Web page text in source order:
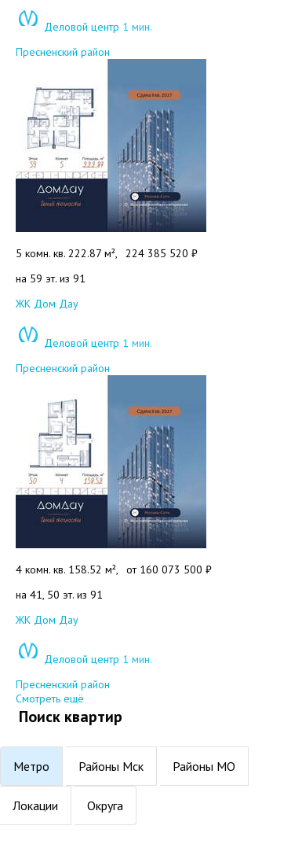
Деловой центр 1 мин.
Пресненский район
5 комн. кв. 222.87 м², 224 385 520 ₽
на 59 эт. из 91
Добавить в избранное
ЖК Дом Дау
Деловой центр 1 мин.
Пресненский район
4 комн. кв. 158.52 м², от 160 073 500 ₽
на 41, 50 эт. из 91
Добавить в избранное
ЖК Дом Дау
Деловой центр 1 мин.
Пресненский район
Смотреть ещё
Поиск квартир
Метро Районы Мск Районы МО
Локации Округа